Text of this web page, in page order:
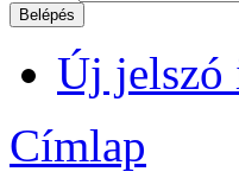
Új jelszó
Címlap